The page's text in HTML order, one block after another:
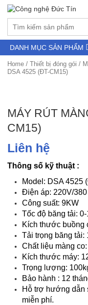
DANH MỤC SẢN PHẨM
Home / Thiết bị đóng gói /
DSA 4525 (ĐT-CM15)
MÁY RÚT
CM15)
Liên hệ
Thông số kỹ thuật :
Model: DSA 4525
Điện áp: 220V/
Công suất: 9KW
Tốc độ băng tải:
Kích thước buồng
Tải trọng băng tải:
Chất liệu màng
Kích thước máy:
Trọng lượng:
Bảo hành : 12
Hỗ trợ hướng dẫn
miễn phí.